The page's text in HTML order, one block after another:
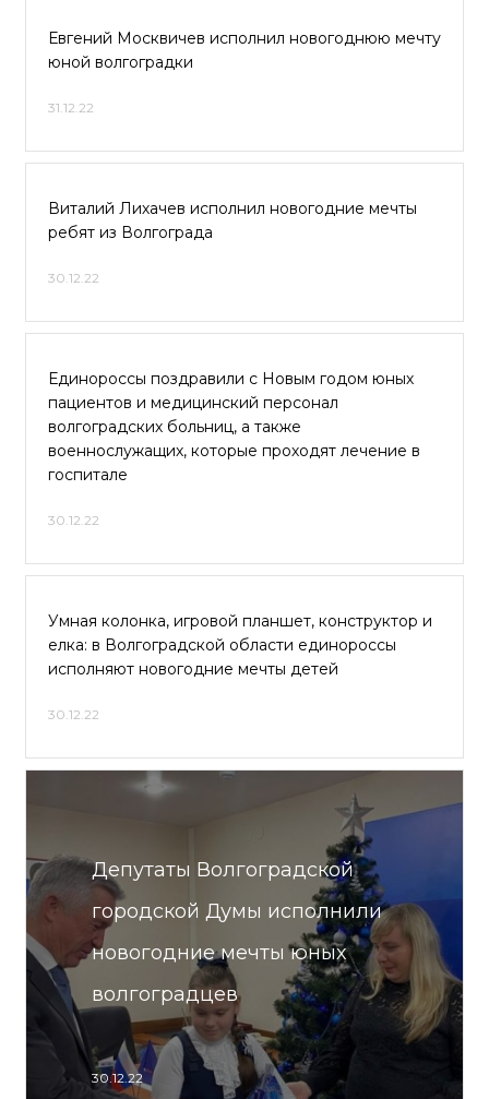
Евгений Москвичев исполнил новогоднюю мечту
юной волгоградки
31.12.22
Виталий Лихачев исполнил новогодние мечты
ребят из Волгограда
30.12.22
Единороссы поздравили с Новым годом юных
пациентов и медицинский персонал
волгоградских больниц, а также
военнослужащих, которые проходят лечение в
госпитале
30.12.22
Умная колонка, игровой планшет, конструктор и
елка: в Волгоградской области единороссы
исполняют новогодние мечты детей
30.12.22
Депутаты Волгоградской
городской Думы исполнили
новогодние мечты юных
волгоградцев
30.12.22